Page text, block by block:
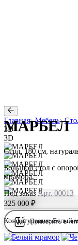
Главная Мебель
3D
3D
Примерить в
МАРБЕЛ
Стол, 180 см,
Большой стол с
мрамора.
Под заказ Арт. 00013
325 000 ₽
Конфигурация: Белый